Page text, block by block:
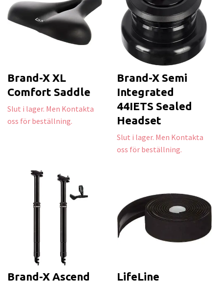
Brand-X XL
Comfort Saddle
Slut i lager. Men Kontakta
oss för beställning.
Brand-X Semi
Integrated
44IETS Sealed
Headset
Slut i lager. Men Kontakta
oss för beställning.
Brand-X Ascend
LifeLine